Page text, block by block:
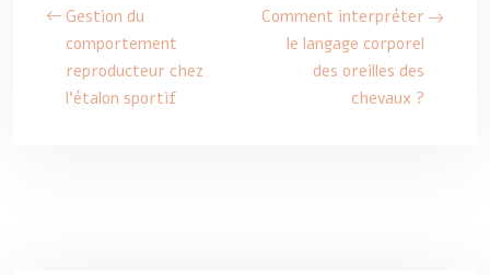
Gestion du
comportement
reproducteur chez
l’étalon sportif
Comment interpréter
le langage corporel
des oreilles des
chevaux ?